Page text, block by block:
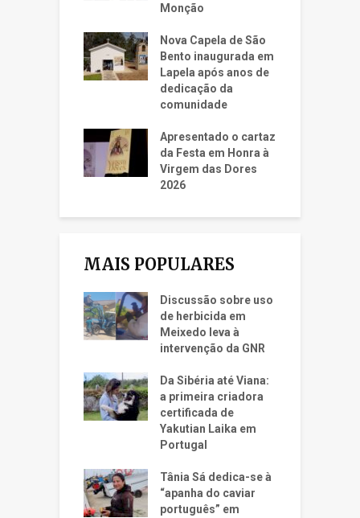
Monção
Nova Capela de São
Bento inaugurada em
Lapela após anos de
dedicação da
comunidade
Apresentado o cartaz
da Festa em Honra à
Virgem das Dores
2026
MAIS POPULARES
Discussão sobre uso
de herbicida em
Meixedo leva à
intervenção da GNR
Da Sibéria até Viana:
a primeira criadora
certificada de
Yakutian Laika em
Portugal
Tânia Sá dedica-se à
“apanha do caviar
português” em